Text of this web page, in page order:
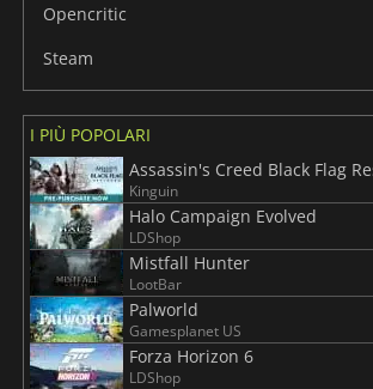
Opencritic
Steam
I PIÙ POPOLARI
Kinguin
Halo Campaign Evolved
LDShop
Mistfall Hunter
LootBar
Palworld
Gamesplanet US
Forza Horizon 6
LDShop